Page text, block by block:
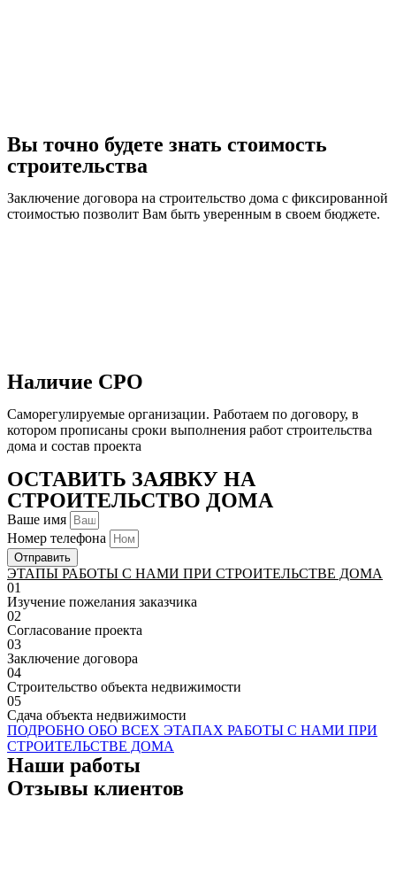
Вы точно будете знать стоимость
строительства
Заключение договора на строительство дома с фиксированной
стоимостью позволит Вам быть уверенным в своем бюджете.
Наличие СРО
Саморегулируемые организации. Работаем по договору, в
котором прописаны сроки выполнения работ строительства
дома и состав проекта
ОСТАВИТЬ ЗАЯВКУ НА
СТРОИТЕЛЬСТВО ДОМА
Ваше имя
Номер телефона
Отправить
ЭТАПЫ РАБОТЫ С НАМИ ПРИ СТРОИТЕЛЬСТВЕ ДОМА
01
Изучение пожелания заказчика
02
Согласование проекта
03
Заключение договора
04
Строительство объекта недвижимости
05
Сдача объекта недвижимости
ПОДРОБНО ОБО ВСЕХ ЭТАПАХ РАБОТЫ С НАМИ ПРИ
СТРОИТЕЛЬСТВЕ ДОМА
Наши работы
Отзывы клиентов